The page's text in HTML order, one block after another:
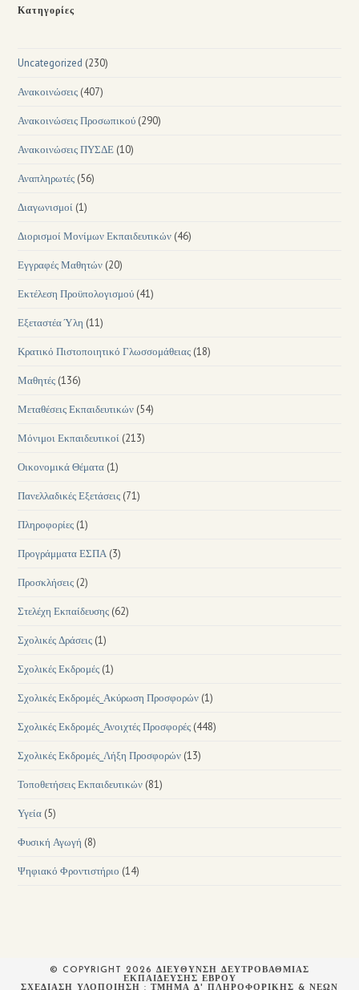
Κατηγορίες
Uncategorized (230)
Ανακοινώσεις (407)
Ανακοινώσεις Προσωπικού (290)
Ανακοινώσεις ΠΥΣΔΕ (10)
Αναπληρωτές (56)
Διαγωνισμοί (1)
Διορισμοί Μονίμων Εκπαιδευτικών (46)
Εγγραφές Μαθητών (20)
Εκτέλεση Προϋπολογισμού (41)
Εξεταστέα Ύλη (11)
Κρατικό Πιστοποιητικό Γλωσσομάθειας (18)
Μαθητές (136)
Μεταθέσεις Εκπαιδευτικών (54)
Μόνιμοι Εκπαιδευτικοί (213)
Οικονομικά Θέματα (1)
Πανελλαδικές Εξετάσεις (71)
Πληροφορίες (1)
Προγράμματα ΕΣΠΑ (3)
Προσκλήσεις (2)
Στελέχη Εκπαίδευσης (62)
Σχολικές Δράσεις (1)
Σχολικές Εκδρομές (1)
Σχολικές Εκδρομές_Ακύρωση Προσφορών (1)
Σχολικές Εκδρομές_Ανοιχτές Προσφορές (448)
Σχολικές Εκδρομές_Λήξη Προσφορών (13)
Τοποθετήσεις Εκπαιδευτικών (81)
Υγεία (5)
Φυσική Αγωγή (8)
Ψηφιακό Φροντιστήριο (14)
© COPYRIGHT 2026 ΔΙΕΥΘΥΝΣΗ ΔΕΥΤΡΟΒΑΘΜΙΑΣ
ΕΚΠΑΙΔΕΥΣΗΣ ΕΒΡΟΥ
ΣΧΕΔΙΆΣΗ ΥΛΟΠΟΊΗΣΗ : ΤΜΉΜΑ Δ' ΠΛΗΡΟΦΟΡΙΚΉΣ & ΝΈΩΝ